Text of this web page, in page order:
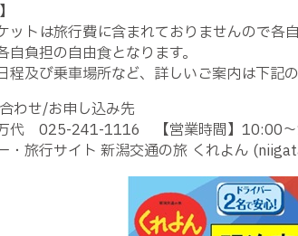
ットは旅行費に含まれておりませんので各
自負担の自由食となります。
程及び乗車場所など、詳しいご案内は下記
わせ/お申し込み先
代 025-241-1116 【営業時間】 10:00～
・旅行サイト 新潟交通の旅 くれよん